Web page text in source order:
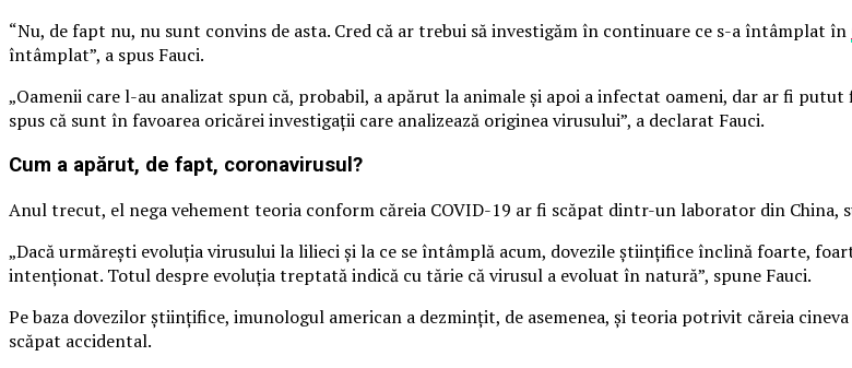
“Nu, de fapt nu, nu sunt convins de asta. Cred că ar trebui să investigăm în continuare ce s-a întâmplat în
întâmplat”, a spus Fauci.
„Oamenii care l-au analizat spun că, probabil, a apărut la animale și apoi a infectat oameni, dar ar fi
spus că sunt în favoarea oricărei investigații care analizează originea virusului”, a declarat Fauci.
Cum a apărut, de fapt, coronavirusul?
Anul trecut, el nega vehement teoria conform căreia COVID-19 ar fi scăpat dintr-un laborator din China,
„Dacă urmărești evoluția virusului la lilieci și la ce se întâmplă acum, dovezile științifice înclină foarte,
intenționat. Totul despre evoluția treptată indică cu tărie că virusul a evoluat în natură”, spune Fauci.
Pe baza dovezilor științifice, imunologul american a dezmințit, de asemenea, și teoria potrivit căreia
scăpat accidental.